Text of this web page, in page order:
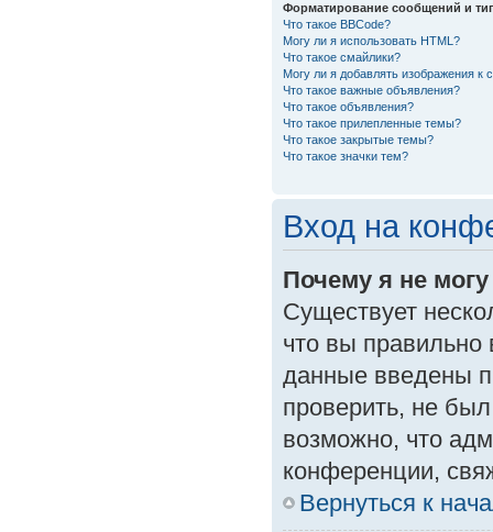
Форматирование сообщений и
Что такое BBCode?
Могу ли я использовать HTML?
Что такое смайлики?
Могу ли я добавлять изображения к
Что такое важные объявления?
Что такое объявления?
Что такое прилепленные темы?
Что такое закрытые темы?
Что такое значки тем?
Вход на
Почему я не
Существует
что вы правильно
данные введены
проверить, не
возможно, что
конференции,
Вернуться к